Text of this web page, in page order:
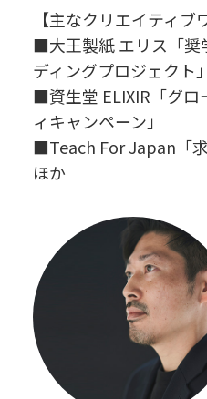
【主なクリエイティブ
■大王製紙 エリス「奨
ディングプロジェクト」
■資生堂 ELIXIR「グロ
ィキャンペーン」
■Teach For Japan「
ほか